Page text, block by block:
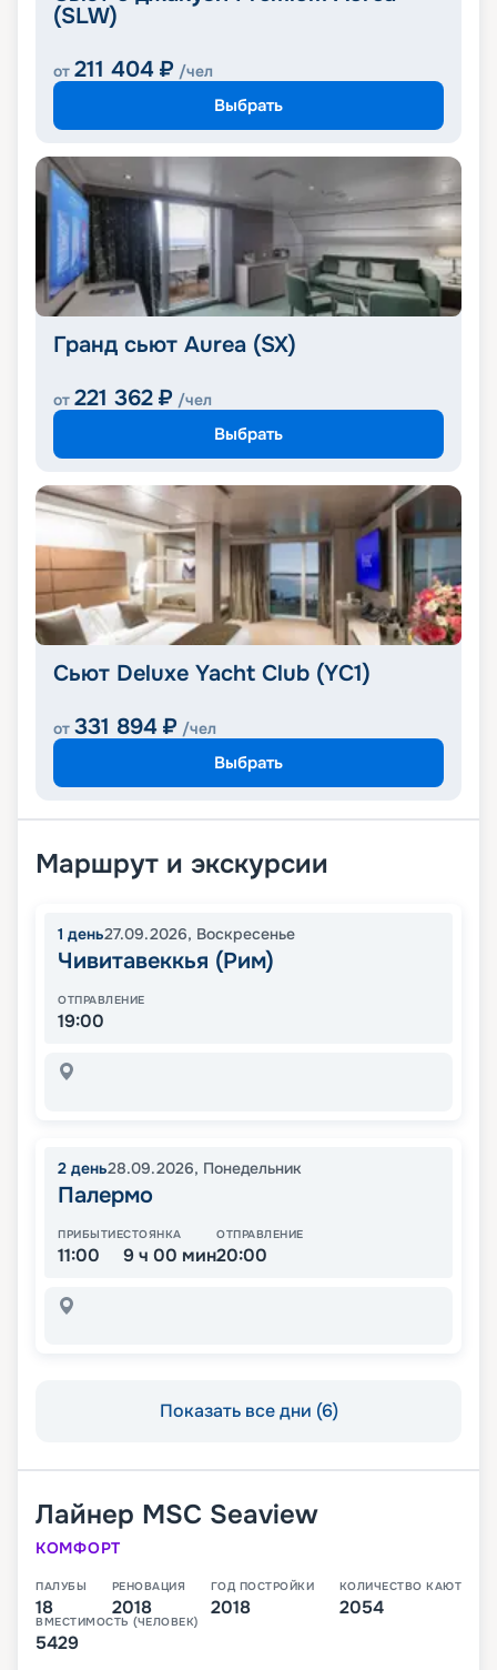
(SLW)
от 211 404 ₽ /чел
Выбрать
Гранд сьют Aurea (SX)
от 221 362 ₽ /чел
Выбрать
Сьют Deluxe Yacht Club (YC1)
от 331 894 ₽ /чел
Выбрать
Маршрут и экскурсии
1 день27.09.2026, Воскресенье
Чивитавеккья (Рим)
ОТПРАВЛЕНИЕ
19:00
2 день28.09.2026, Понедельник
Палермо
ПРИБЫТИЕ
11:00
СТОЯНКА
9 ч 00 мин
ОТПРАВЛЕНИЕ
20:00
Показать все дни (6)
Лайнер MSC Seaview
КОМФОРТ
ПАЛУБЫ
18
РЕНОВАЦИЯ
2018
ГОД ПОСТРОЙКИ
2018
КОЛИЧЕСТВО КАЮТ
2054
ВМЕСТИМОСТЬ (ЧЕЛОВЕК)
5429